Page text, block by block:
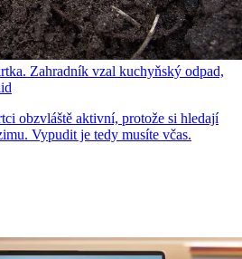
Zahradník vzal kuchyňský odpad,
obzvláště aktivní, protože si hledají
Vypudit je tedy musíte včas.